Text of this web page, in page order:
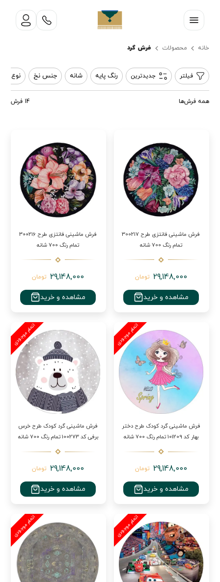
خانه محصولات فرش گرد
فیلتر جدیدترین رنگ پایه شانه جنس نخ نوع
همه فرش‌ها 14 فرش
فرش ماشینی فانتزی طرح 300217
تمام رنگ 700 شانه
29,148,000 تومان
مشاهده و خرید
فرش ماشینی فانتزی طرح 300216
تمام رنگ 700 شانه
29,148,000 تومان
مشاهده و خرید
فرش ماشینی گرد کودک طرح دختر
بهار کد 101209 تمام رنگ 700 شانه
29,148,000 تومان
مشاهده و خرید
فرش ماشینی گرد کودک طرح خرس
برفی کد 100273 تمام رنگ 700 شانه
29,148,000 تومان
مشاهده و خرید